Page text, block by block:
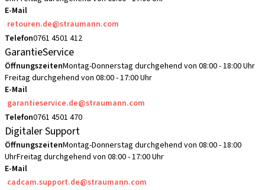
E-Mail
retouren.de@straumann.com
Telefon0761 4501 412
GarantieService
ÖffnungszeitenMontag-Donnerstag durchgehend von 08:00 - 18:00 Uhr
Freitag durchgehend von 08:00 - 17:00 Uhr
E-Mail
garantieservice.de@straumann.com
Telefon0761 4501 470
Digitaler Support
ÖffnungszeitenMontag-Donnerstag durchgehend von 08:00 - 18:00
UhrFreitag durchgehend von 08:00 - 17:00 Uhr
E-Mail
cadcam.support.de@straumann.com